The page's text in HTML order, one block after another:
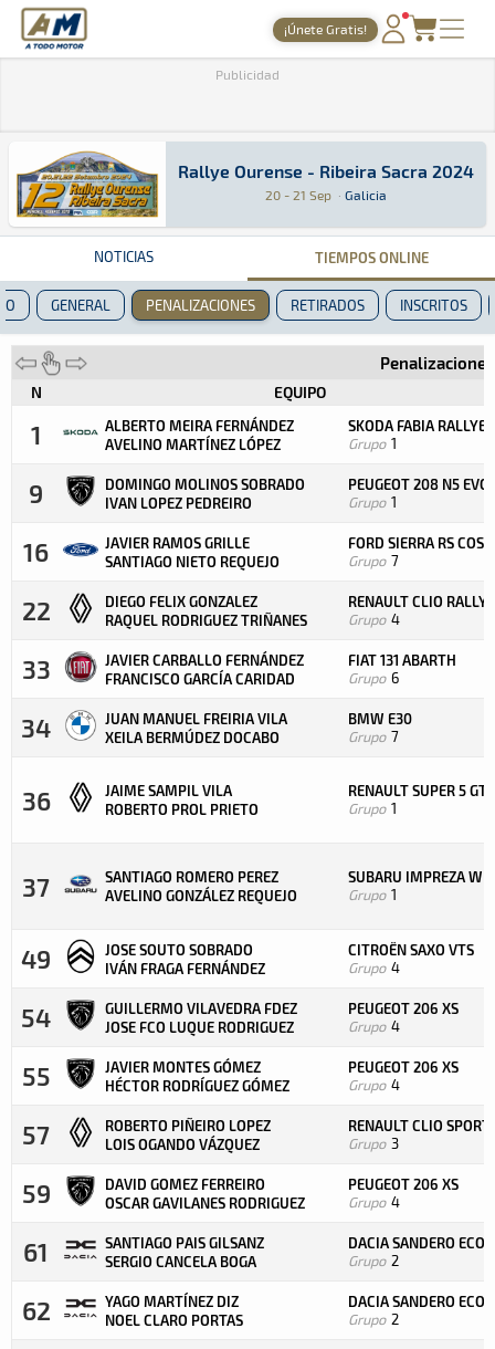
A Todo Motor · Revista del motor desde 1999
¡Únete Gratis!
NOTICIAS
AGENDA
GALERÍAS
TIENDA
ARCHIVO
Publicidad
Rallye Ourense - Ribeira Sacra 2024
Rallye Ourense - Ribeira Sacra 2024
20 - 21 Sep · Galicia
Rally · Rallye Ourense - Ribeira Sacra
Galicia
NOTICIAS TIEMPOS ONLINE
GENERAL PENALIZACIONES RETIRADOS INSCRITOS
Penalizaciones
N EQUIPO
1
ALBERTO MEIRA FERNÁNDEZ
AVELINO MARTÍNEZ LÓPEZ
SKODA FABIA RALLYE
Grupo 1
9
DOMINGO MOLINOS SOBRADO
IVAN LOPEZ PEDREIRO
PEUGEOT 208 N5 EVO
Grupo 1
16
JAVIER RAMOS GRILLE
SANTIAGO NIETO REQUEJO
FORD SIERRA RS
Grupo 7
22
DIEGO FELIX GONZALEZ
RAQUEL RODRIGUEZ TRIÑANES
RENAULT CLIO RALLY5
Grupo 4
33
JAVIER CARBALLO FERNÁNDEZ
FRANCISCO GARCÍA CARIDAD
FIAT 131 ABARTH
Grupo 6
34
JUAN MANUEL FREIRIA VILA
XEILA BERMÚDEZ DOCABO
BMW E30
Grupo 7
36
JAIME SAMPIL VILA
ROBERTO PROL PRIETO
RENAULT SUPER 5 GT
Grupo 1
37
SANTIAGO ROMERO PEREZ
AVELINO GONZÁLEZ REQUEJO
SUBARU IMPREZA
Grupo 1
49
JOSE SOUTO SOBRADO
IVÁN FRAGA FERNÁNDEZ
CITROËN SAXO VTS
Grupo 4
54
GUILLERMO VILAVEDRA FDEZ
JOSE FCO LUQUE RODRIGUEZ
PEUGEOT 206 XS
Grupo 4
55
JAVIER MONTES GÓMEZ
HÉCTOR RODRÍGUEZ GÓMEZ
PEUGEOT 206 XS
Grupo 4
57
ROBERTO PIÑEIRO LOPEZ
LOIS OGANDO VÁZQUEZ
RENAULT CLIO SPORT
Grupo 3
59
DAVID GOMEZ FERREIRO
OSCAR GAVILANES RODRIGUEZ
PEUGEOT 206 XS
Grupo 4
61
SANTIAGO PAIS GILSANZ
SERGIO CANCELA BOGA
DACIA SANDERO ECO
Grupo 2
62
YAGO MARTÍNEZ DIZ
NOEL CLARO PORTAS
DACIA SANDERO ECO
Grupo 2